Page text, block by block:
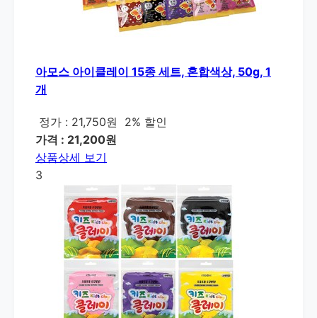
아모스 아이클레이 15종 세트, 혼합색상, 50g, 1
개
정가 : 21,750원
2% 할인
가격 : 21,200원
상품상세 보기
3